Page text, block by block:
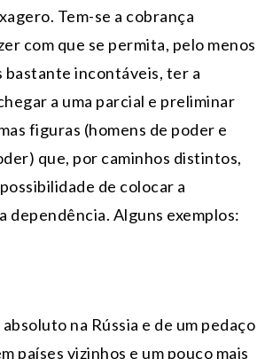
Tem-se a cobrança
com que se permita, pelo menos
bastante incontáveis, ter a
a uma parcial e preliminar
figuras (homens de poder e
que, por caminhos distintos,
de colocar a
dependência. Alguns exemplos:
na Rússia e de um pedaço
países vizinhos e um pouco mais